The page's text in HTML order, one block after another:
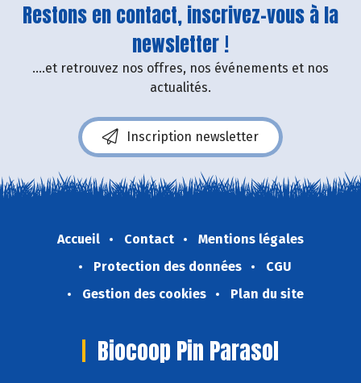
Restons en contact, inscrivez-vous à la
newsletter !
....et retrouvez nos offres, nos événements et nos
actualités.
Inscription newsletter
Accueil Contact
Mentions légales
Protection des données
CGU
Gestion des cookies
Plan du site
Biocoop Pin Parasol